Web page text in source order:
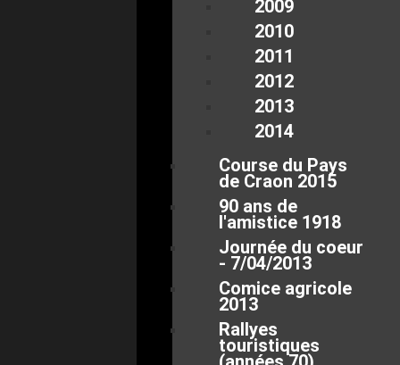
2009
2010
2011
2012
2013
2014
Course du Pays
de Craon 2015
90 ans de
l'amistice 1918
Journée du coeur
- 7/04/2013
Comice agricole
2013
Rallyes
touristiques